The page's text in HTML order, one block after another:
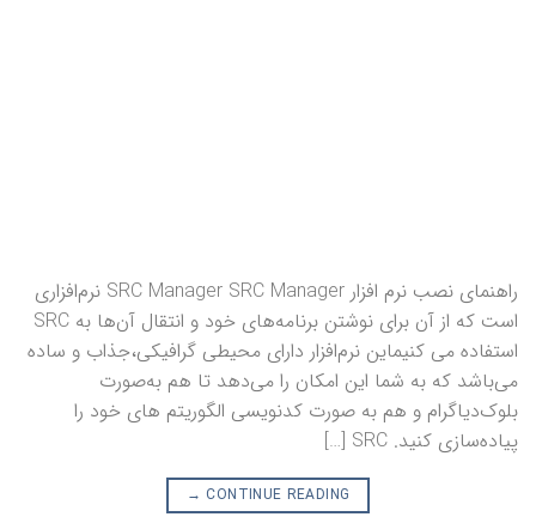
راهنمای نصب نرم افزار SRC Manager SRC Manager نرم‌افزاری
است که از آن برای نوشتن برنامه‌های خود و انتقال آن‌ها به SRC
استفاده می کنیماین نرم‌افزار دارای محیطی گرافیکی،جذاب و ساده
می‌باشد که به شما این امکان را می‌دهد تا هم به‌صورت
بلوک‌دیاگرام و هم به صورت کدنویسی الگوریتم های خود را
پیاده‌سازی کنید. SRC […]
CONTINUE READING
→